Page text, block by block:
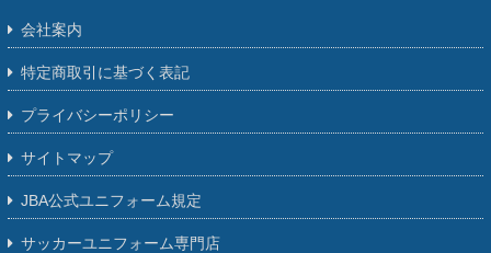
会社案内
特定商取引に基づく表記
プライバシーポリシー
サイトマップ
JBA公式ユニフォーム規定
サッカーユニフォーム専門店